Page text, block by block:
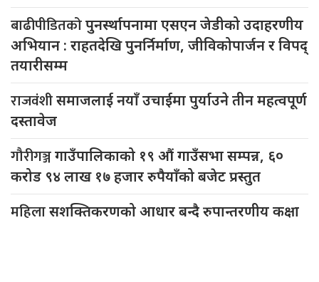
बाढीपीडितकोपुनर्स्थापनामा एसएन जेडीको उदाहरणीय
अभियान : राहतदेखि पुनर्निर्माण, जीविकोपार्जन र विपद्
तयारीसम्म
राजवंशीसमाजलाई नयाँ उचाईमा पुर्याउने तीन महत्वपूर्ण
दस्तावेज
गौरीगञ्जगाउँपालिकाको १९ औं गाउँसभा सम्पन्न, ६०
करोड ९४ लाख १७ हजार रुपैयाँको बजेट प्रस्तुत
महिलासशक्तिकरणको आधार बन्दै रुपान्तरणीय कक्षा